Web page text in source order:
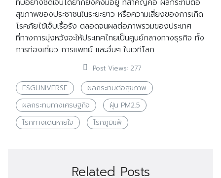
ทบอย่างชัดเจนได้ยากยังคงมีอยู่ ที่สำคัญคือ ผลกระทบต่อ
สุขภาพของประชาชนในระยะยาว หรือความเสี่ยงของการเกิด
โรคภัยไข้เจ็บเรื้อรัง ตลอดจนผลต่อภาพรวมของประเทศ
ที่ทางการมุ่งหวังจะให้ประเทศไทยเป็นศูนย์กลางทางธุรกิจ ทั้ง
การท่องเที่ยว การแพทย์ และอื่นๆ ในเวทีโลก
Post Views: 277
ESGUNIVERSE
ผลกระทบต่อสุขภาพ
ผลกระทบทางเศรษฐกิจ
ฝุ่น PM2.5
โรคทางเดินหายใจ
โรคภูมิแพ้
Related Posts